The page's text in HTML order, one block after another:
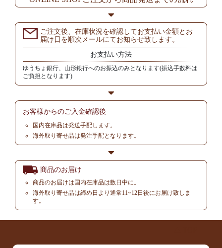
ご注文後、在庫状況を確認してお支払い金額とお
届け日を順次メールにてお知らせ致します。
お支払い方法
ゆうちょ銀行、山形銀行へのお振込のみとなります(振込手数料は
ご負担となります)
お客様からのご入金確認後
国内在庫品は発送手配します。
海外取り寄せ品は発注手配となります。
商品のお届け
商品のお届けは国内在庫品は数日中に。
海外取り寄せ品は締め日より通常11~12日後にお届け致しま
す。